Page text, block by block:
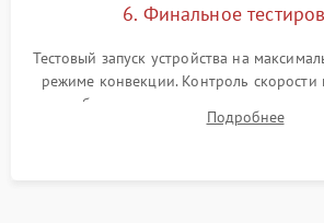
6. Финальное
Тестовый запуск устройства на
режиме конвекции. Контроль скорости
срабатывания термостата при
температуры и тест на отсутствие
Подробнее